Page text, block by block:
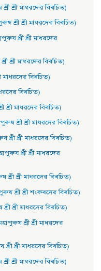
শ্ৰী মাধৱদেৱ বিৰচিত)
শ্ৰী শ্ৰী মাধৱদেৱ বিৰচিত)
শ্ৰী শ্ৰী মাধৱদেৱ
শ্ৰী মাধৱদেৱ বিৰচিত)
মাধৱদেৱ বিৰচিত)
বিৰচিত)
মাধৱদেৱ বিৰচিত)
শ্ৰী শ্ৰী মাধৱদেৱ বিৰচিত)
শ্ৰী শ্ৰী মাধৱদেৱ বিৰচিত)
শ্ৰী শ্ৰী মাধৱদেৱ
শ্ৰী মাধৱদেৱ বিৰচিত)
শ্ৰী শ্ৰী শংকৰদেৱ বিৰচিত)
শ্ৰী মাধৱদেৱ বিৰচিত)
শ্ৰী শ্ৰী মাধৱদেৱ
শ্ৰী মাধৱদেৱ বিৰচিত)
শ্ৰী মাধৱদেৱ বিৰচিত)